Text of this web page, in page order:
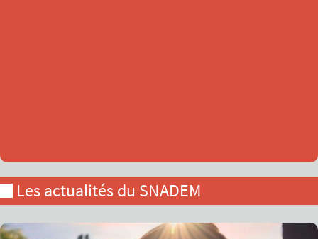
Les actualités du SNADEM